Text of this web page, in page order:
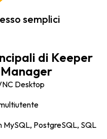
semplici
di Keeper
Desktop
MySQL, PostgreSQL, SQL